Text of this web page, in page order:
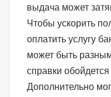
выдача может
Чтобы ускорить
оплатить услугу
может быть
справки
Дополнительно